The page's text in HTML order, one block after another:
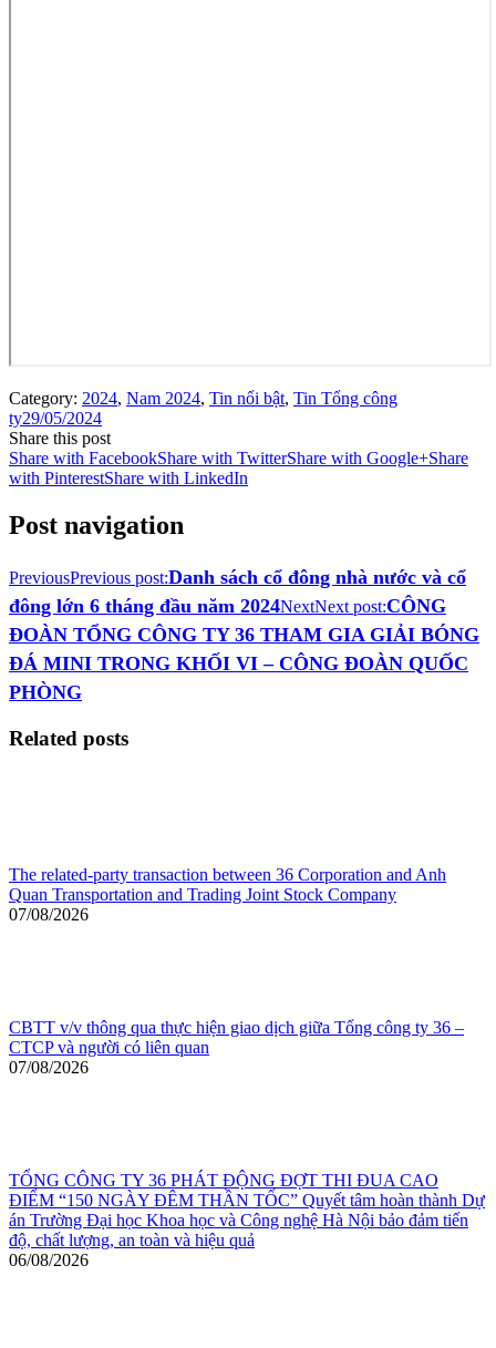
Category: 2024, Nam 2024, Tin nổi bật, Tin Tổng công
ty29/05/2024
Share this post
Share with FacebookShare with TwitterShare with Google+Share
with PinterestShare with LinkedIn
Post navigation
PreviousPrevious post:Danh sách cổ đông nhà nước và cổ
đông lớn 6 tháng đầu năm 2024NextNext post:CÔNG
ĐOÀN TỔNG CÔNG TY 36 THAM GIA GIẢI BÓNG
ĐÁ MINI TRONG KHỐI VI – CÔNG ĐOÀN QUỐC
PHÒNG
Related posts
The related-party transaction between 36 Corporation and Anh
Quan Transportation and Trading Joint Stock Company
07/08/2026
CBTT v/v thông qua thực hiện giao dịch giữa Tổng công ty 36 –
CTCP và người có liên quan
07/08/2026
TỔNG CÔNG TY 36 PHÁT ĐỘNG ĐỢT THI ĐUA CAO
ĐIỂM “150 NGÀY ĐÊM THẦN TỐC” Quyết tâm hoàn thành Dự
án Trường Đại học Khoa học và Công nghệ Hà Nội bảo đảm tiến
độ, chất lượng, an toàn và hiệu quả
06/08/2026